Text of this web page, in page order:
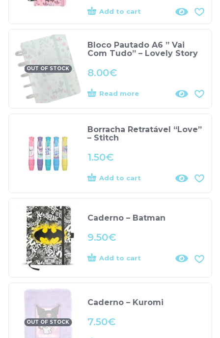
Add to cart
OUT OF STOCK
Bloco Pautado A6 ” Vai
Com Tudo” – Lovely Story
8.00€
Read more
Borracha Retratável “Love”
– Stitch
1.50€
Add to cart
Caderno – Batman
9.50€
Add to cart
OUT OF STOCK
Caderno – Kuromi
7.50€